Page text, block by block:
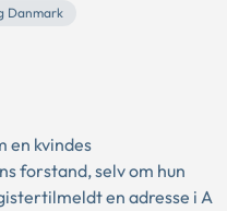
Danmark
en kvindes
forstand, selv om hun
en adresse i A